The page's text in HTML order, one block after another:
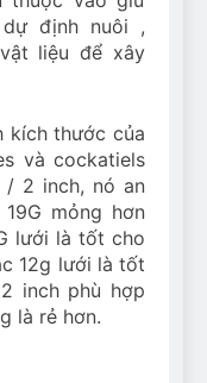
định nuôi ,
liệu để xây
kích thước của
và cockatiels
/ 2 inch, nó an
mỏng hơn
lưới là tốt cho
12g lưới là tốt
inch phù hợp
là rẻ hơn.